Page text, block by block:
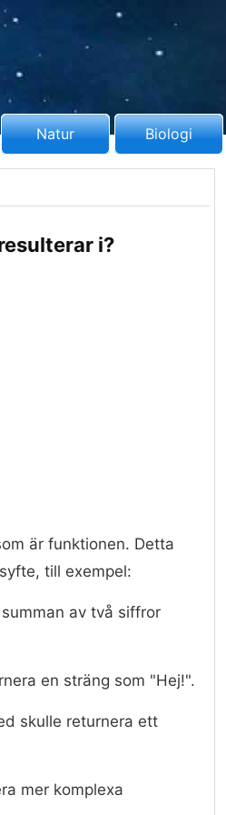
Natur Biologi
i?
är funktionen. Detta
till exempel:
av två siffror
en sträng som "Hej!".
skulle returnera ett
mer komplexa